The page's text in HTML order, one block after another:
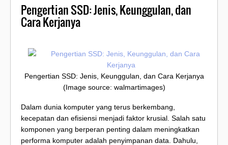
Pengertian SSD: Jenis, Keunggulan, dan
Cara Kerjanya
Pengertian SSD: Jenis, Keunggulan, dan Cara Kerjanya
(Image source: walmartimages)
Dalam dunia komputer yang terus berkembang,
kecepatan dan efisiensi menjadi faktor krusial. Salah satu
komponen yang berperan penting dalam meningkatkan
performa komputer adalah penyimpanan data. Dahulu,